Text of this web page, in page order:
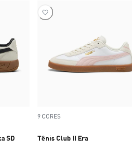
SD
9 CORES
Tênis Club II Era